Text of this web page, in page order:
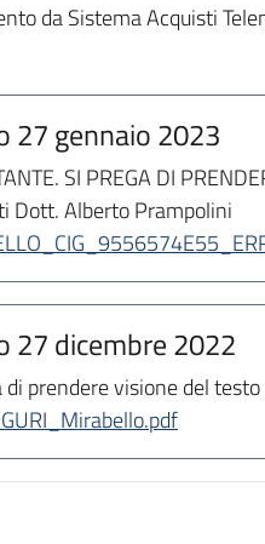
da Sistema Acquisti
27 gennaio 2023
SI PREGA DI
Dott. Alberto Prampolini
27 dicembre 2022
di prendere visione del